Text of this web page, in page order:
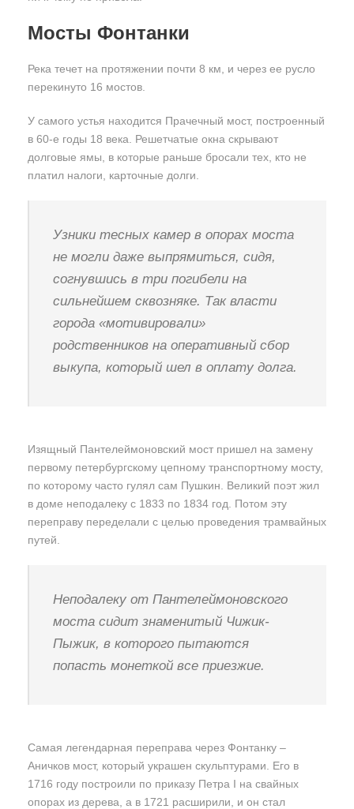
Мосты Фонтанки
Река течет на протяжении почти 8 км, и через ее русло
перекинуто 16 мостов.
У самого устья находится Прачечный мост, построенный
в 60-е годы 18 века. Решетчатые окна скрывают
долговые ямы, в которые раньше бросали тех, кто не
платил налоги, карточные долги.
Узники тесных камер в опорах моста
не могли даже выпрямиться, сидя,
согнувшись в три погибели на
сильнейшем сквозняке. Так власти
города «мотивировали»
родственников на оперативный сбор
выкупа, который шел в оплату долга.
Изящный Пантелеймоновский мост пришел на замену
первому петербургскому цепному транспортному мосту,
по которому часто гулял сам Пушкин. Великий поэт жил
в доме неподалеку с 1833 по 1834 год. Потом эту
переправу переделали с целью проведения трамвайных
путей.
Неподалеку от Пантелеймоновского
моста сидит знаменитый Чижик-
Пыжик, в которого пытаются
попасть монеткой все приезжие.
Самая легендарная переправа через Фонтанку –
Аничков мост, который украшен скульптурами. Его в
1716 году построили по приказу Петра I на свайных
опорах из дерева, а в 1721 расширили, и он стал